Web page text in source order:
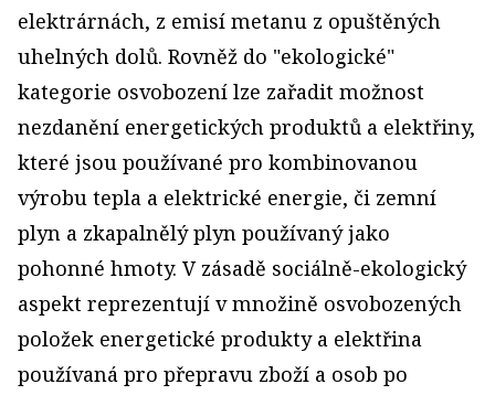
elektrárnách, z emisí metanu z opuštěných
uhelných dolů. Rovněž do "ekologické"
kategorie osvobození lze zařadit možnost
nezdanění energetických produktů a elektřiny,
které jsou používané pro kombinovanou
výrobu tepla a elektrické energie, či zemní
plyn a zkapalnělý plyn používaný jako
pohonné hmoty. V zásadě sociálně-ekologický
aspekt reprezentují v množině osvobozených
položek energetické produkty a elektřina
používaná pro přepravu zboží a osob po